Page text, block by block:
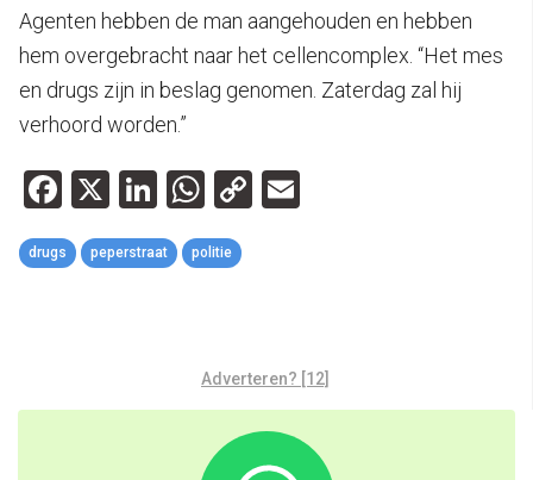
Agenten hebben de man aangehouden en hebben
hem overgebracht naar het cellencomplex. “Het mes
en drugs zijn in beslag genomen. Zaterdag zal hij
verhoord worden.”
Facebook
X LinkedIn
WhatsApp
Copy
drugs peperstraat politie
Adverteren? [12]